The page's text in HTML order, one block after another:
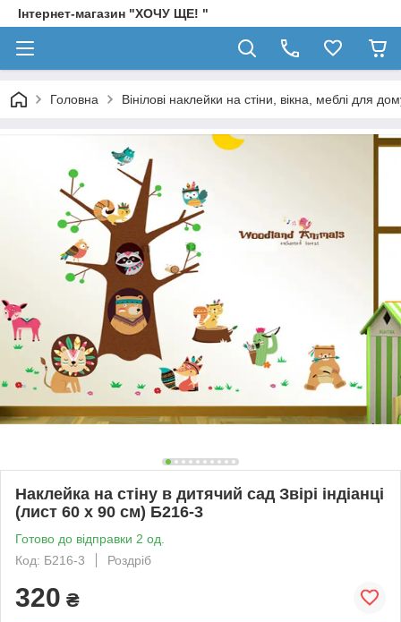
Інтернет-магазин "ХОЧУ ЩЕ! "
Головна Вінілові наклейки на стіни, вікна, меблі для
Наклейка на стіну в дитячий сад Звірі індіанці
(лист 60 х 90 см) Б216-3
Готово до відправки 2 од.
Код: Б216-3
Роздріб
320 ₴